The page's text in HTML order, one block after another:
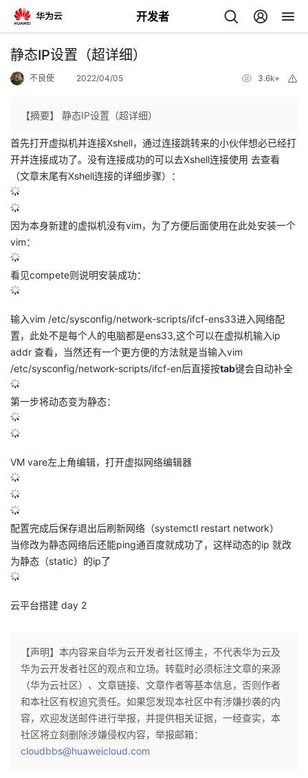
开发者
返
个
人
主
页
我
的
开
发
者
我
的
客
我
论
的
子
我
直
播
的
活
我
的
我
的
开
发
者
学
堂
我
课
程
的
认
证
我
的
实
我
的
藏
我
的
Programs
我
的
支
持
的
术
支
我
云
声
静态IP设置（超详细）
不良使 2022/04/05 3.6k+
【摘要】 静态IP设置（超详细）
首先打开虚拟机并连接Xshell，通过连接跳转来的小伙伴想必已经打
开并连接成功了。没有连接成功的可以去Xshell连接使用 去查看
（文章末尾有Xshell连接的详细步骤）：
因为本身新建的虚拟机没有vim，为了方便后面使用在此处安装一个
vim：
看见compete则说明安装成功：
输入vim /etc/sysconfig/network-scripts/ifcf-ens33进入网络配
置，此处不是每个人的电脑都是ens33,这个可以在虚拟机输入ip
addr 查看，当然还有一个更方便的方法就是当输入vim
/etc/sysconfig/network-scripts/ifcf-en后直接按tab键会自动补全
第一步将动态变为静态：
VM vare左上角编辑，打开虚拟网络编辑器
配置完成后保存退出后刷新网络（systemctl restart network）
当修改为静态网络后还能ping通百度就成功了，这样动态的ip 就改
为静态（static）的ip了
云平台搭建 day 2
【声明】本内容来自华为云开发者社区博主，不代表华为云及
华为云开发者社区的观点和立场。转载时必须标注文章的来源
（华为云社区）、文章链接、文章作者等基本信息，否则作者
和本社区有权追究责任。如果您发现本社区中有涉嫌抄袭的内
容，欢迎发送邮件进行举报，并提供相关证据，一经查实，本
社区将立刻删除涉嫌侵权内容，举报邮箱：
cloudbbs@huaweicloud.com